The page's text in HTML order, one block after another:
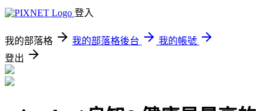
登入
我的部落格 我的部落格後台
我的帳號
登出